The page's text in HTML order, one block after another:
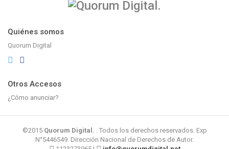
Quiénes somos
Quorum Digital
Otros Accesos
¿Cómo anunciar?
©2015 Quorum Digital. . Todos los derechos reservados. Exp
N°5446549. Dirección Nacional de Derechos de Autor.